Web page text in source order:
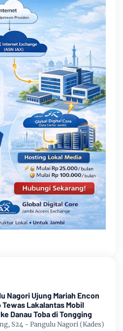
Nagori Ujung Mariah Encon
Tewas Lakalantas Mobil
Danau Toba di Tongging
S24 - Pangulu Nagori (Kades)